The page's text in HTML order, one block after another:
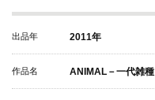
出品年 2011年
作品名 ANIMAL－一代雑種